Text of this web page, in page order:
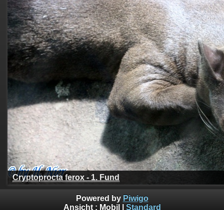
Cryptoprocta ferox - 1. Fund
Powered by Piwigo
Ansicht : Mobil Standard